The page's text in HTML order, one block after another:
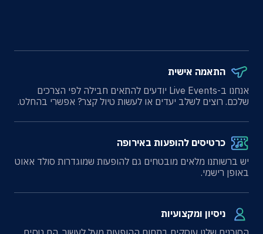
התאמה אישית
אנחנו ב-Live Events יודעים להתאים חבילה לפי הצרכים
שלכם. רוצים לשלב יעדים או לעשות טיול קצר? אפשרי בהחלט.
כרטיסים להופעות באירופה
יש ברשותנו מלאים מובטחים גם להופעות שמוגדרות סולד אאוט
באופן רישמי.
ניסיון ומקצועיות